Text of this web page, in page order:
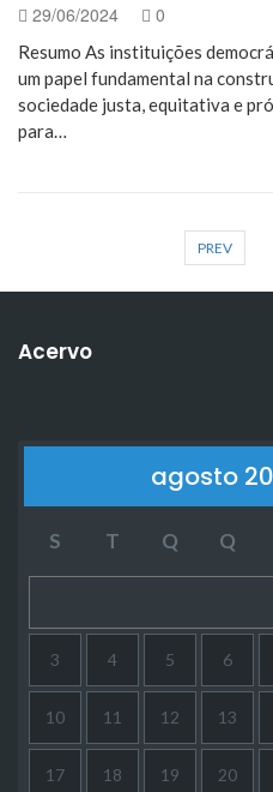
29/06/2024 0
Resumo As instituições
um papel fundamental na
sociedade justa, equitativa e
para…
PREV
Acervo
agosto
S T Q Q
3 4 5 6
10 11 12 13
17 18 19 20